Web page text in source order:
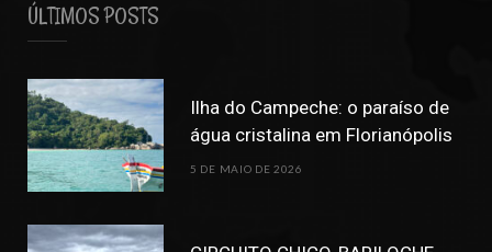
ÚLTIMOS POSTS
Ilha do Campeche: o paraíso de
água cristalina em Florianópolis
5 DE MAIO DE 2026